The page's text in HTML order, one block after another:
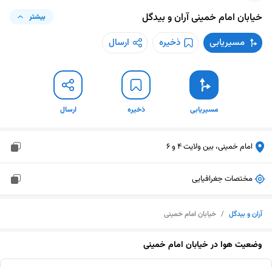
خیابان امام خمینیآران و بیدگل بیشتر
مسیریابی ذخیره ارسال
مسیریابی ذخیره ارسال
امام خمینی، بین ولایت 4 و 6
مختصات جغرافیایی
آران و بیدگل / خیابان امام خمینی
وضعیت هوا درخیابان امام خمینی